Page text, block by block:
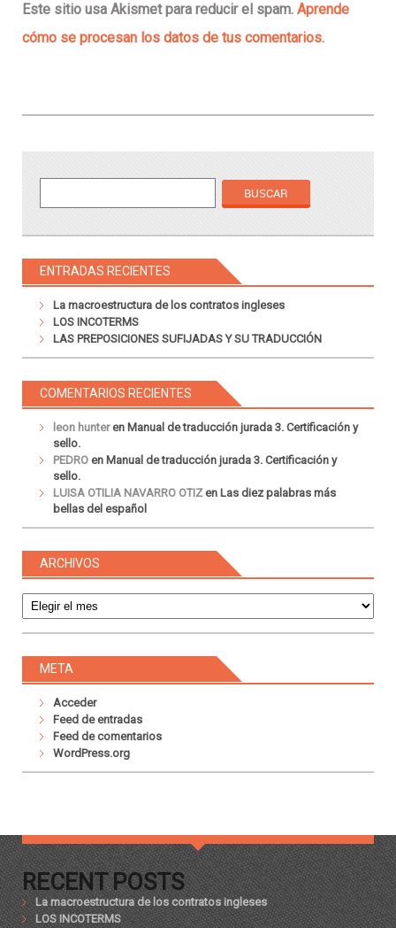
Este sitio usa Akismet para reducir el spam. Aprende
cómo se procesan los datos de tus comentarios.
ENTRADAS RECIENTES
La macroestructura de los contratos ingleses
LOS INCOTERMS
LAS PREPOSICIONES SUFIJADAS Y SU TRADUCCIÓN
COMENTARIOS RECIENTES
leon hunteren Manual de traducción jurada 3. Certificación y
sello.
PEDRO en Manual de traducción jurada 3. Certificación y
sello.
LUISA OTILIA NAVARRO OTIZen Las diez palabras más
bellas del español
ARCHIVOS
META
Acceder
Feed de entradas
Feed de comentarios
WordPress.org
RECENT POSTS
La macroestructura de los contratos ingleses
LOS INCOTERMS